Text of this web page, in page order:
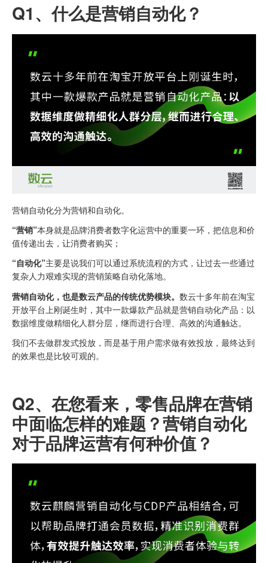
Q1、什么是营销自动化？
营销自动化分为营销和自动化。
“营销”本身就是品牌消费者数字化运营中的重要一环，把信息和价
值传递出去，让消费者购买；
“自动化”主要是说我们可以通过系统流程的方式，让过去一些通过
复杂人力艰难实现的营销策略自动化落地。
营销自动化，也是数云产品的传统优势模块。 数云十多年前在淘宝
开放平台上刚诞生时，其中一款爆款产品就是营销自动化产品：以
数据维度做精细化人群分层，继而进行合理、高效的沟通触达。
我们不去做群发式投放，而是基于用户需求做有效投放，最终达到
的效果也是比较可观的。
Q2、 在您看来，零售品牌在营销
中面临怎样的难题？营销自动化
对于品牌运营有何种价值？